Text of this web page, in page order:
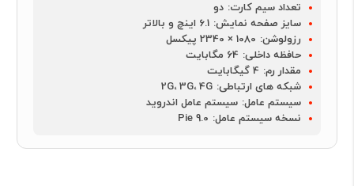
تعداد سیم کارت: دو
سایز صفحه نمایش: 6.1 اینچ و بالاتر
رزولوشن: 1080 × 2340 پیکسل
حافظه داخلی: 64 مگابایت
مقدار رم: 4 گیگابایت
شبکه های ارتباطی: 2G، 3G، 4G
سیستم عامل: سیستم عامل اندروید
نسخه سیستم عامل: Pie 9.0